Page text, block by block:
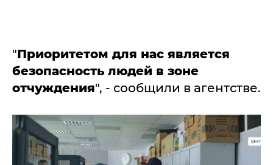
"Приоритетом для нас является
безопасность людей в зоне
отчуждения", - сообщили в агентстве.